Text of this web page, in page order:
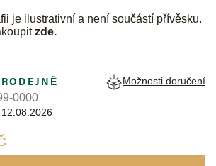
je ilustrativní a není součástí přívěsku.
zde.
12.08.2026
Možnosti doručení
0000